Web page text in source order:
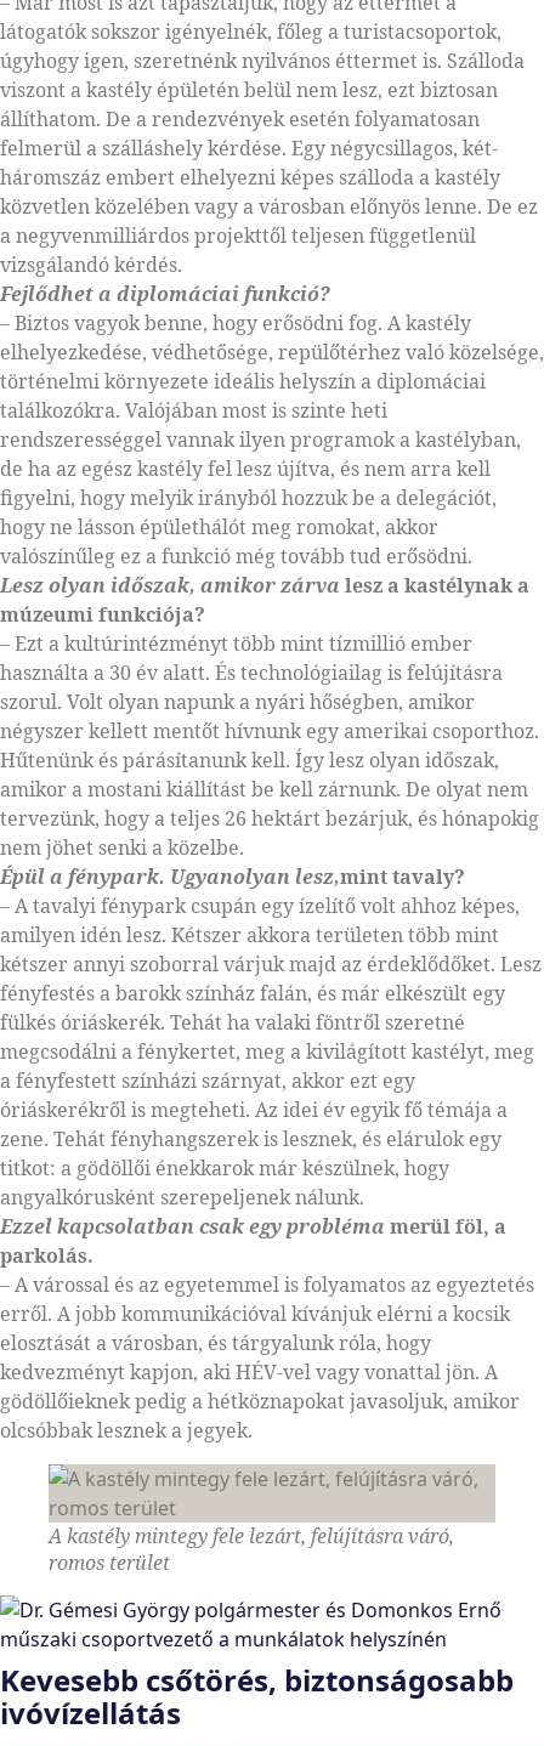
látogatók sokszor igényelnék, főleg a turistacsoportok,
úgyhogy igen, szeretnénk nyilvános éttermet is. Szálloda
viszont a kastély épületén belül nem lesz, ezt biztosan
állíthatom. De a rendezvények esetén folyamatosan
felmerül a szálláshely kérdése. Egy négycsillagos, két-
háromszáz embert elhelyezni képes szálloda a kastély
közvetlen közelében vagy a városban előnyös lenne. De ez
a negyvenmilliárdos projekttől teljesen függetlenül
vizsgálandó kérdés.
Fejlődhet a diplomáciai funkció?
– Biztos vagyok benne, hogy erősödni fog. A kastély
elhelyezkedése, védhetősége, repülőtérhez való közelsége,
történelmi környezete ideális helyszín a diplomáciai
találkozókra. Valójában most is szinte heti
rendszerességgel vannak ilyen programok a kastélyban,
de ha az egész kastély fel lesz újítva, és nem arra kell
figyelni, hogy melyik irányból hozzuk be a delegációt,
hogy ne lásson épülethálót meg romokat, akkor
valószínűleg ez a funkció még tovább tud erősödni.
Lesz olyan időszak, amikor zárva lesz a kastélynak a
múzeumi funkciója?
– Ezt a kultúrintézményt több mint tízmillió ember
használta a 30 év alatt. És technológiailag is felújításra
szorul. Volt olyan napunk a nyári hőségben, amikor
négyszer kellett mentőt hívnunk egy amerikai csoporthoz.
Hűtenünk és párásítanunk kell. Így lesz olyan időszak,
amikor a mostani kiállítást be kell zárnunk. De olyat nem
tervezünk, hogy a teljes 26 hektárt bezárjuk, és hónapokig
nem jöhet senki a közelbe.
Épül a fénypark. Ugyanolyan lesz,mint tavaly?
– A tavalyi fénypark csupán egy ízelítő volt ahhoz képes,
amilyen idén lesz. Kétszer akkora területen több mint
kétszer annyi szoborral várjuk majd az érdeklődőket. Lesz
fényfestés a barokk színház falán, és már elkészült egy
fülkés óriáskerék. Tehát ha valaki föntről szeretné
megcsodálni a fénykertet, meg a kivilágított kastélyt, meg
a fényfestett színházi szárnyat, akkor ezt egy
óriáskerékről is megteheti. Az idei év egyik fő témája a
zene. Tehát fényhangszerek is lesznek, és elárulok egy
titkot: a gödöllői énekkarok már készülnek, hogy
angyalkórusként szerepeljenek nálunk.
Ezzel kapcsolatban csak egy probléma merül föl, a
parkolás.
– A várossal és az egyetemmel is folyamatos az egyeztetés
erről. A jobb kommunikációval kívánjuk elérni a kocsik
elosztását a városban, és tárgyalunk róla, hogy
kedvezményt kapjon, aki HÉV-vel vagy vonattal jön. A
gödöllőieknek pedig a hétköznapokat javasoljuk, amikor
olcsóbbak lesznek a jegyek.
A kastély mintegy fele lezárt, felújításra váró,
romos terület
Kevesebb csőtörés, biztonságosabb
ivóvízellátás